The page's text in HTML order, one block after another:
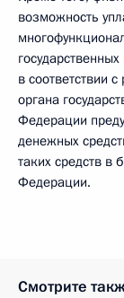
возможность
в соответствии
органа
Федерации
денежных
таких средств в
Федерации.
Смотрите